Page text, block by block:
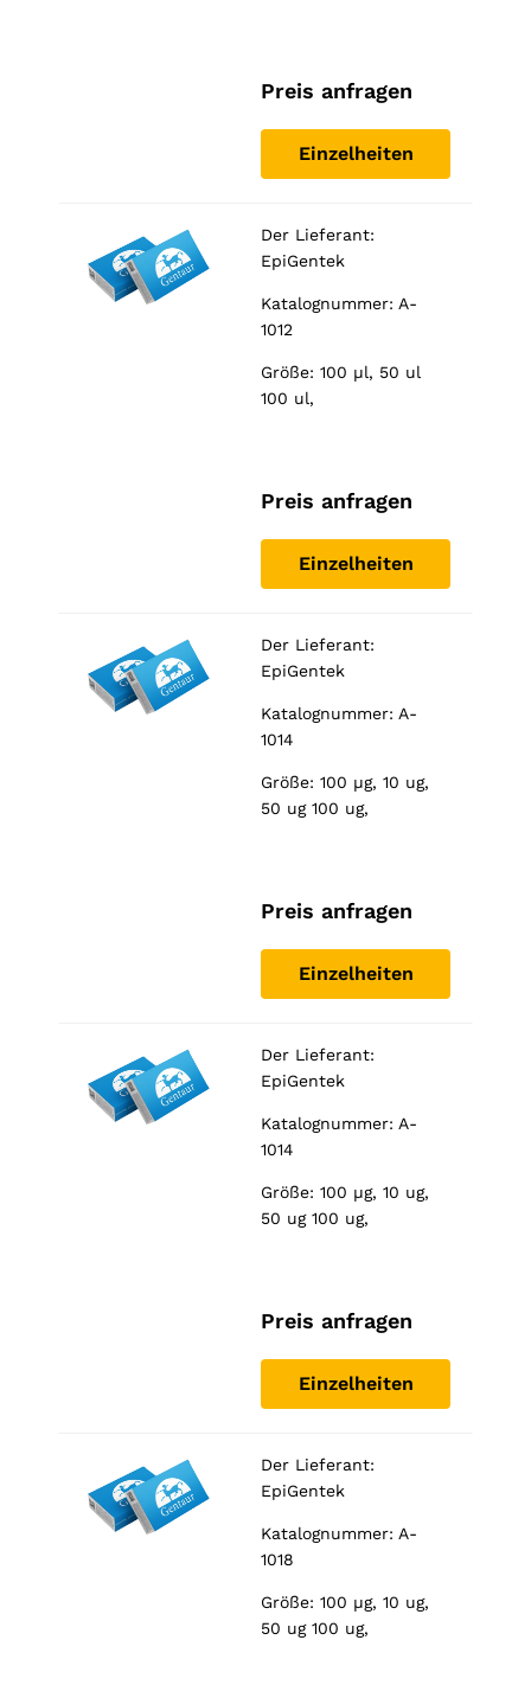
Preis anfragen
Einzelheiten
Der Lieferant:
EpiGentek
Katalognummer: A-
1012
Größe: 100 µl, 50 ul
100 ul,
Preis anfragen
Einzelheiten
Der Lieferant:
EpiGentek
Katalognummer: A-
1014
Größe: 100 µg, 10 ug,
50 ug 100 ug,
Preis anfragen
Einzelheiten
Der Lieferant:
EpiGentek
Katalognummer: A-
1014
Größe: 100 µg, 10 ug,
50 ug 100 ug,
Preis anfragen
Einzelheiten
Der Lieferant:
EpiGentek
Katalognummer: A-
1018
Größe: 100 µg, 10 ug,
50 ug 100 ug,